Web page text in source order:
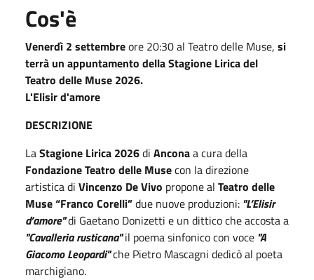
Cos'è
Venerdì 2 settembreore 20:30 al Teatro delle Muse, si
terrà un appuntamento della Stagione Lirica del
Teatro delle Muse 2026.
L'Elisir d'amore
DESCRIZIONE
LaStagione Lirica 2026di Anconaa cura della
Fondazione Teatro delle Musecon la direzione
artistica di Vincenzo De Vivo propone al Teatro delle
Muse “Franco Corelli”due nuove produzioni: "L’Elisir
d’amore"di Gaetano Donizetti e un dittico che accosta a
"Cavalleria rusticana"il poema sinfonico con voce "A
Giacomo Leopardi"che Pietro Mascagni dedicò al poeta
marchigiano.